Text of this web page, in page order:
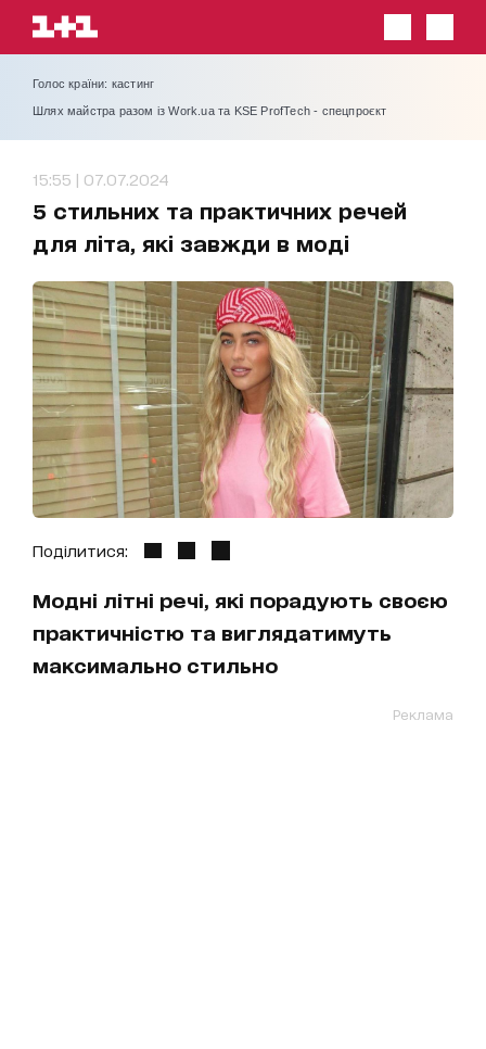
Голос країни: кастинг
Шлях майстра разом із Work.ua та KSE ProfTech - спецпроєкт
15:55 | 07.07.2024
5 стильних та практичних речей
для літа, які завжди в моді
Поділитися:
Модні літні речі, які порадують своєю
практичністю та виглядатимуть
максимально стильно
Реклама